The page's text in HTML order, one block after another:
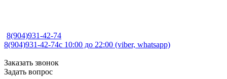
8(904)931-42-74
8(904)931-42-74с 10:00 до 22:00 (viber, whatsapp)
Заказать звонок
Задать вопрос